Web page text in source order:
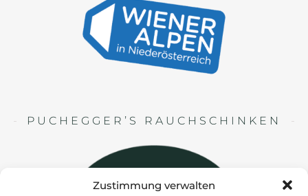
Zustimmung verwalten
PUCHEGGER’S RAUCHSCHINKEN